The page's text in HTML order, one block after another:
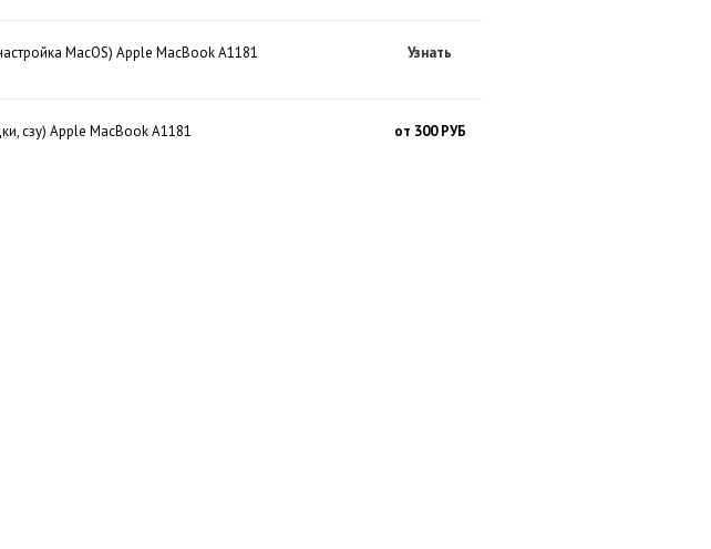
MacOS) Apple MacBook A1181 Узнать
сзу) Apple MacBook A1181 от 300 РУБ